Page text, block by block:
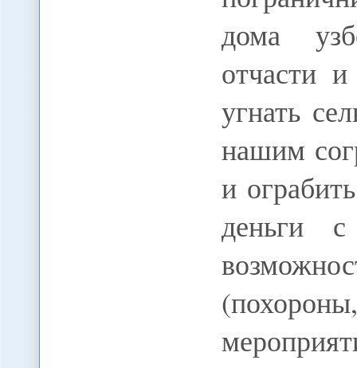
дома
отчасти
угнать
нашим
и
деньги